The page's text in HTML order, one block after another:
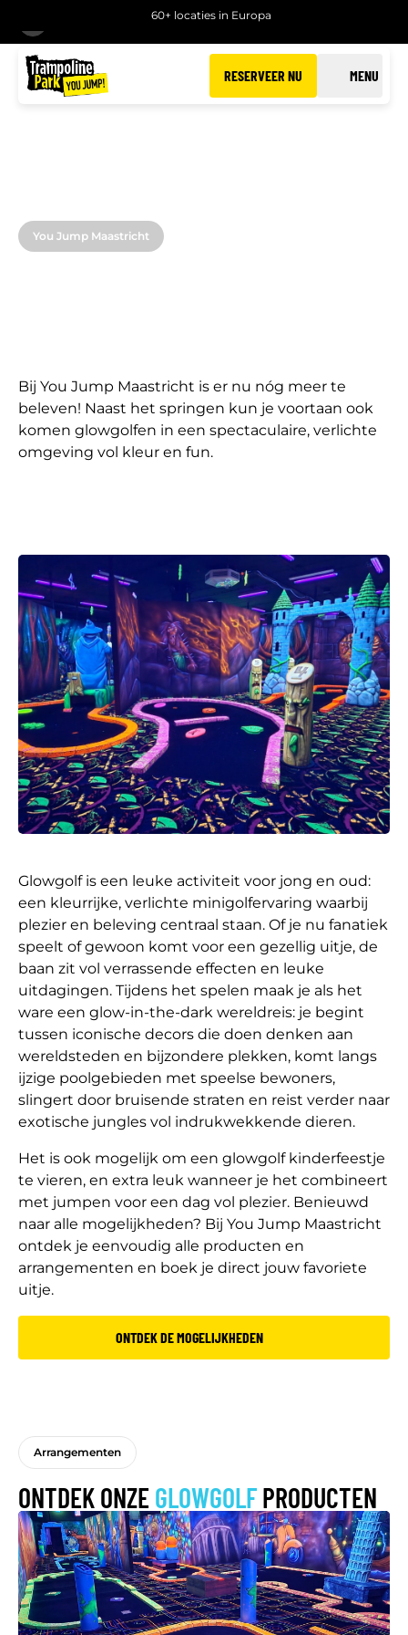
60+ locaties in Europa
RESERVEER NU MENU
You Jump Maastricht
Bij You Jump Maastricht is er nu nóg meer te
beleven! Naast het springen kun je voortaan ook
komen glowgolfen in een spectaculaire, verlichte
omgeving vol kleur en fun.
Glowgolf is een leuke activiteit voor jong en oud:
een kleurrijke, verlichte minigolfervaring waarbij
plezier en beleving centraal staan. Of je nu fanatiek
speelt of gewoon komt voor een gezellig uitje, de
baan zit vol verrassende effecten en leuke
uitdagingen. Tijdens het spelen maak je als het
ware een glow-in-the-dark wereldreis: je begint
tussen iconische decors die doen denken aan
wereldsteden en bijzondere plekken, komt langs
ijzige poolgebieden met speelse bewoners,
slingert door bruisende straten en reist verder naar
exotische jungles vol indrukwekkende dieren.
Het is ook mogelijk om een glowgolf kinderfeestje
te vieren, en extra leuk wanneer je het combineert
met jumpen voor een dag vol plezier. Benieuwd
naar alle mogelijkheden? Bij You Jump Maastricht
ontdek je eenvoudig alle producten en
arrangementen en boek je direct jouw favoriete
uitje.
ONTDEK DE MOGELIJKHEDEN
Arrangementen
ONTDEK ONZEGLOWGOLFPRODUCTEN